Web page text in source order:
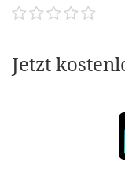
Jetzt